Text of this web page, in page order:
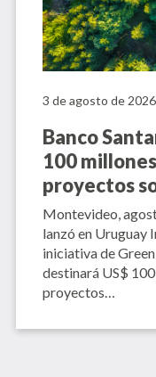
3 de agosto de 2026
Banco
100
proyectos
Montevideo,
lanzó en Uruguay
iniciativa de
destinará US$
proyectos…